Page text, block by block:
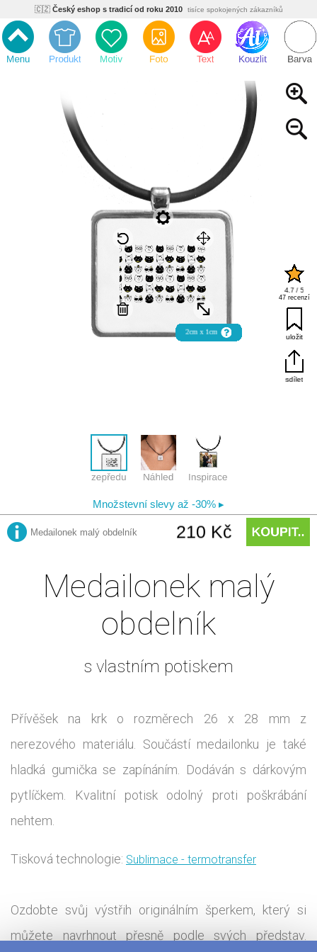
🇨🇿 Český eshop s tradicí od roku 2010 tisíce spokojených zákazníků
Ekologický a zdravotně nezávadný žádná čína, barvy s certifikáty
💡Inovativní výroba vlastní vývoj, nejnovější technologie
Rychlé dodání expedujeme do 24h
Český eshop s tradicí od roku 2010 tisíce spokojených zákazníků
Medailonek malý
obdelník
s vlastním potiskem
Přívěšek na krk o rozměrech 26 x 28 mm z
nerezového materiálu. Součástí medailonku je také
hladká gumička se zapínáním. Dodáván s dárkovým
pytlíčkem. Kvalitní potisk odolný proti poškrábání
nehtem.
Tisková technologie: Sublimace - termotransfer
Ozdobte svůj výstřih originálním šperkem, který si
můžete navrhnout přesně podle svých představ.